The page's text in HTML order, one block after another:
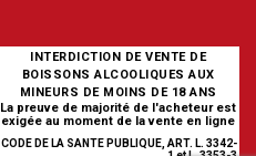
INTERDICTION DE VENTE DE
BOISSONS ALCOOLIQUES AUX
MINEURS DE MOINS DE 18 ANS
La preuve de majorité de l'acheteur est
exigée au moment de la vente en ligne
CODE DE LA SANTE PUBLIQUE, ART. L. 3342-